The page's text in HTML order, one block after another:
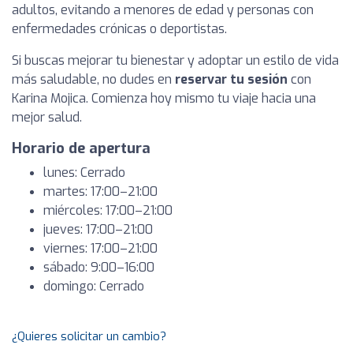
adultos, evitando a menores de edad y personas con
enfermedades crónicas o deportistas.
Si buscas mejorar tu bienestar y adoptar un estilo de vida
más saludable, no dudes en reservar tu sesión con
Karina Mojica. Comienza hoy mismo tu viaje hacia una
mejor salud.
Horario de apertura
lunes: Cerrado
martes: 17:00–21:00
miércoles: 17:00–21:00
jueves: 17:00–21:00
viernes: 17:00–21:00
sábado: 9:00–16:00
domingo: Cerrado
¿Quieres solicitar un cambio?